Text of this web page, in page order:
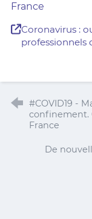
France
Coronavirus :
professionnels
#COVID19 -
confinement.
France
De